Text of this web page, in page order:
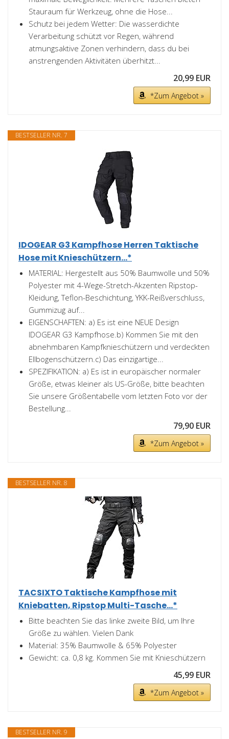
Stauraum für Werkzeug, ohne die Hose...
Schutz bei jedem Wetter: Die wasserdichte
Verarbeitung schützt vor Regen, während
atmungsaktive Zonen verhindern, dass du bei
anstrengenden Aktivitäten überhitzt...
20,99 EUR
*Zum Angebot »
BESTSELLER NR. 7
IDOGEAR G3 Kampfhose Herren Taktische
Hose mit Knieschützern...*
MATERIAL: Hergestellt aus 50% Baumwolle und 50%
Polyester mit 4-Wege-Stretch-Akzenten Ripstop-
Kleidung, Teflon-Beschichtung, YKK-Reißverschluss,
Gummizug auf...
EIGENSCHAFTEN: a) Es ist eine NEUE Design
IDOGEAR G3 Kampfhose.b) Kommen Sie mit den
abnehmbaren Kampfknieschützern und verdeckten
Ellbogenschützern.c) Das einzigartige...
SPEZIFIKATION: a) Es ist in europäischer normaler
Größe, etwas kleiner als US-Größe, bitte beachten
Sie unsere Größentabelle vom letzten Foto vor der
Bestellung...
79,90 EUR
*Zum Angebot »
BESTSELLER NR. 8
TACSIXTO Taktische Kampfhose mit
Kniebatten, Ripstop Multi-Tasche...*
Bitte beachten Sie das linke zweite Bild, um Ihre
Größe zu wählen. Vielen Dank
Material: 35% Baumwolle & 65% Polyester
Gewicht: ca. 0,8 kg. Kommen Sie mit Knieschützern
45,99 EUR
*Zum Angebot »
BESTSELLER NR. 9